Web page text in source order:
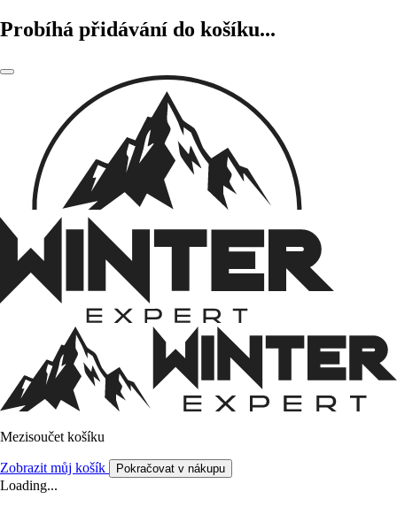
Probíhá přidávání do košíku...
Mezisoučet košíku
Zobrazit můj košík Pokračovat v nákupu
Loading...